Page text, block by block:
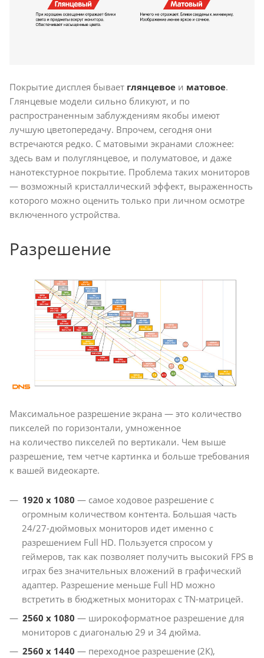
Покрытие дисплея бывает глянцевое и матовое.
Глянцевые модели сильно бликуют, и по
распространенным заблуждениям якобы имеют
лучшую цветопередачу. Впрочем, сегодня они
встречаются редко. С матовыми экранами сложнее:
здесь вам и полуглянцевое, и полуматовое, и даже
нанотекстурное покрытие. Проблема таких мониторов
— возможный кристаллический эффект, выраженность
которого можно оценить только при личном осмотре
включенного устройства.
Разрешение
Максимальное разрешение экрана — это количество
пикселей по горизонтали, умноженное
на количество пикселей по вертикали. Чем выше
разрешение, тем четче картинка и больше требования
к вашей видеокарте.
1920 x 1080 — самое ходовое разрешение с
огромным количеством контента. Большая часть
24/27-дюймовых мониторов идет именно с
разрешением Full HD. Пользуется спросом у
геймеров, так как позволяет получить высокий FPS в
играх без значительных вложений в графический
адаптер. Разрешение меньше Full HD можно
встретить в бюджетных мониторах с TN-матрицей.
2560 х 1080 — широкоформатное разрешение для
мониторов с диагональю 29 и 34 дюйма.
2560 х 1440 — переходное разрешение (2К),